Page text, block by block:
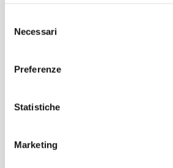
delNecessari
Preferenze
Statistiche
Marketing
Linee AMT per l’incontro